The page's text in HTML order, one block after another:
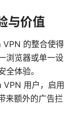
与价值
的整合使得
浏览器或单一设
全体验。
VPN 用户，启用
来额外的广告拦